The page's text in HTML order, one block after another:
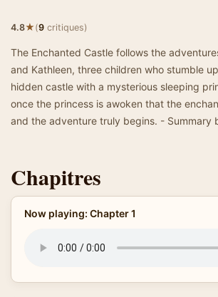
4.8★(9 critiques)
The Enchanted Castle follows the
and Kathleen, three children who stumble
hidden castle with a mysterious sleeping
once the princess is awoken that the
and the adventure truly begins. - Summary
Chapitres
Now playing: Chapter 1